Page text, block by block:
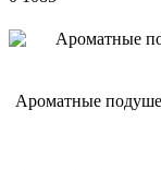
Ароматные